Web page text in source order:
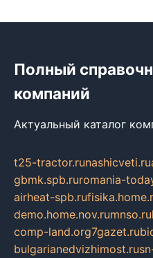
Полный
компаний
Актуальный каталог
t25-tractor.runashicveti.ru
gbmk.spb.ruromania-
airheat-spb.ru
demo.home.nov.rumnso.ru
comp-land.org7gazet.ru
bulgarianedvizhimost.ru